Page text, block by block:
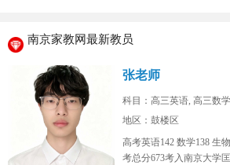
南京家教网最新教员
张老师
地区：鼓楼区
高考英语142 数学138 生
考总分673考入南京大学